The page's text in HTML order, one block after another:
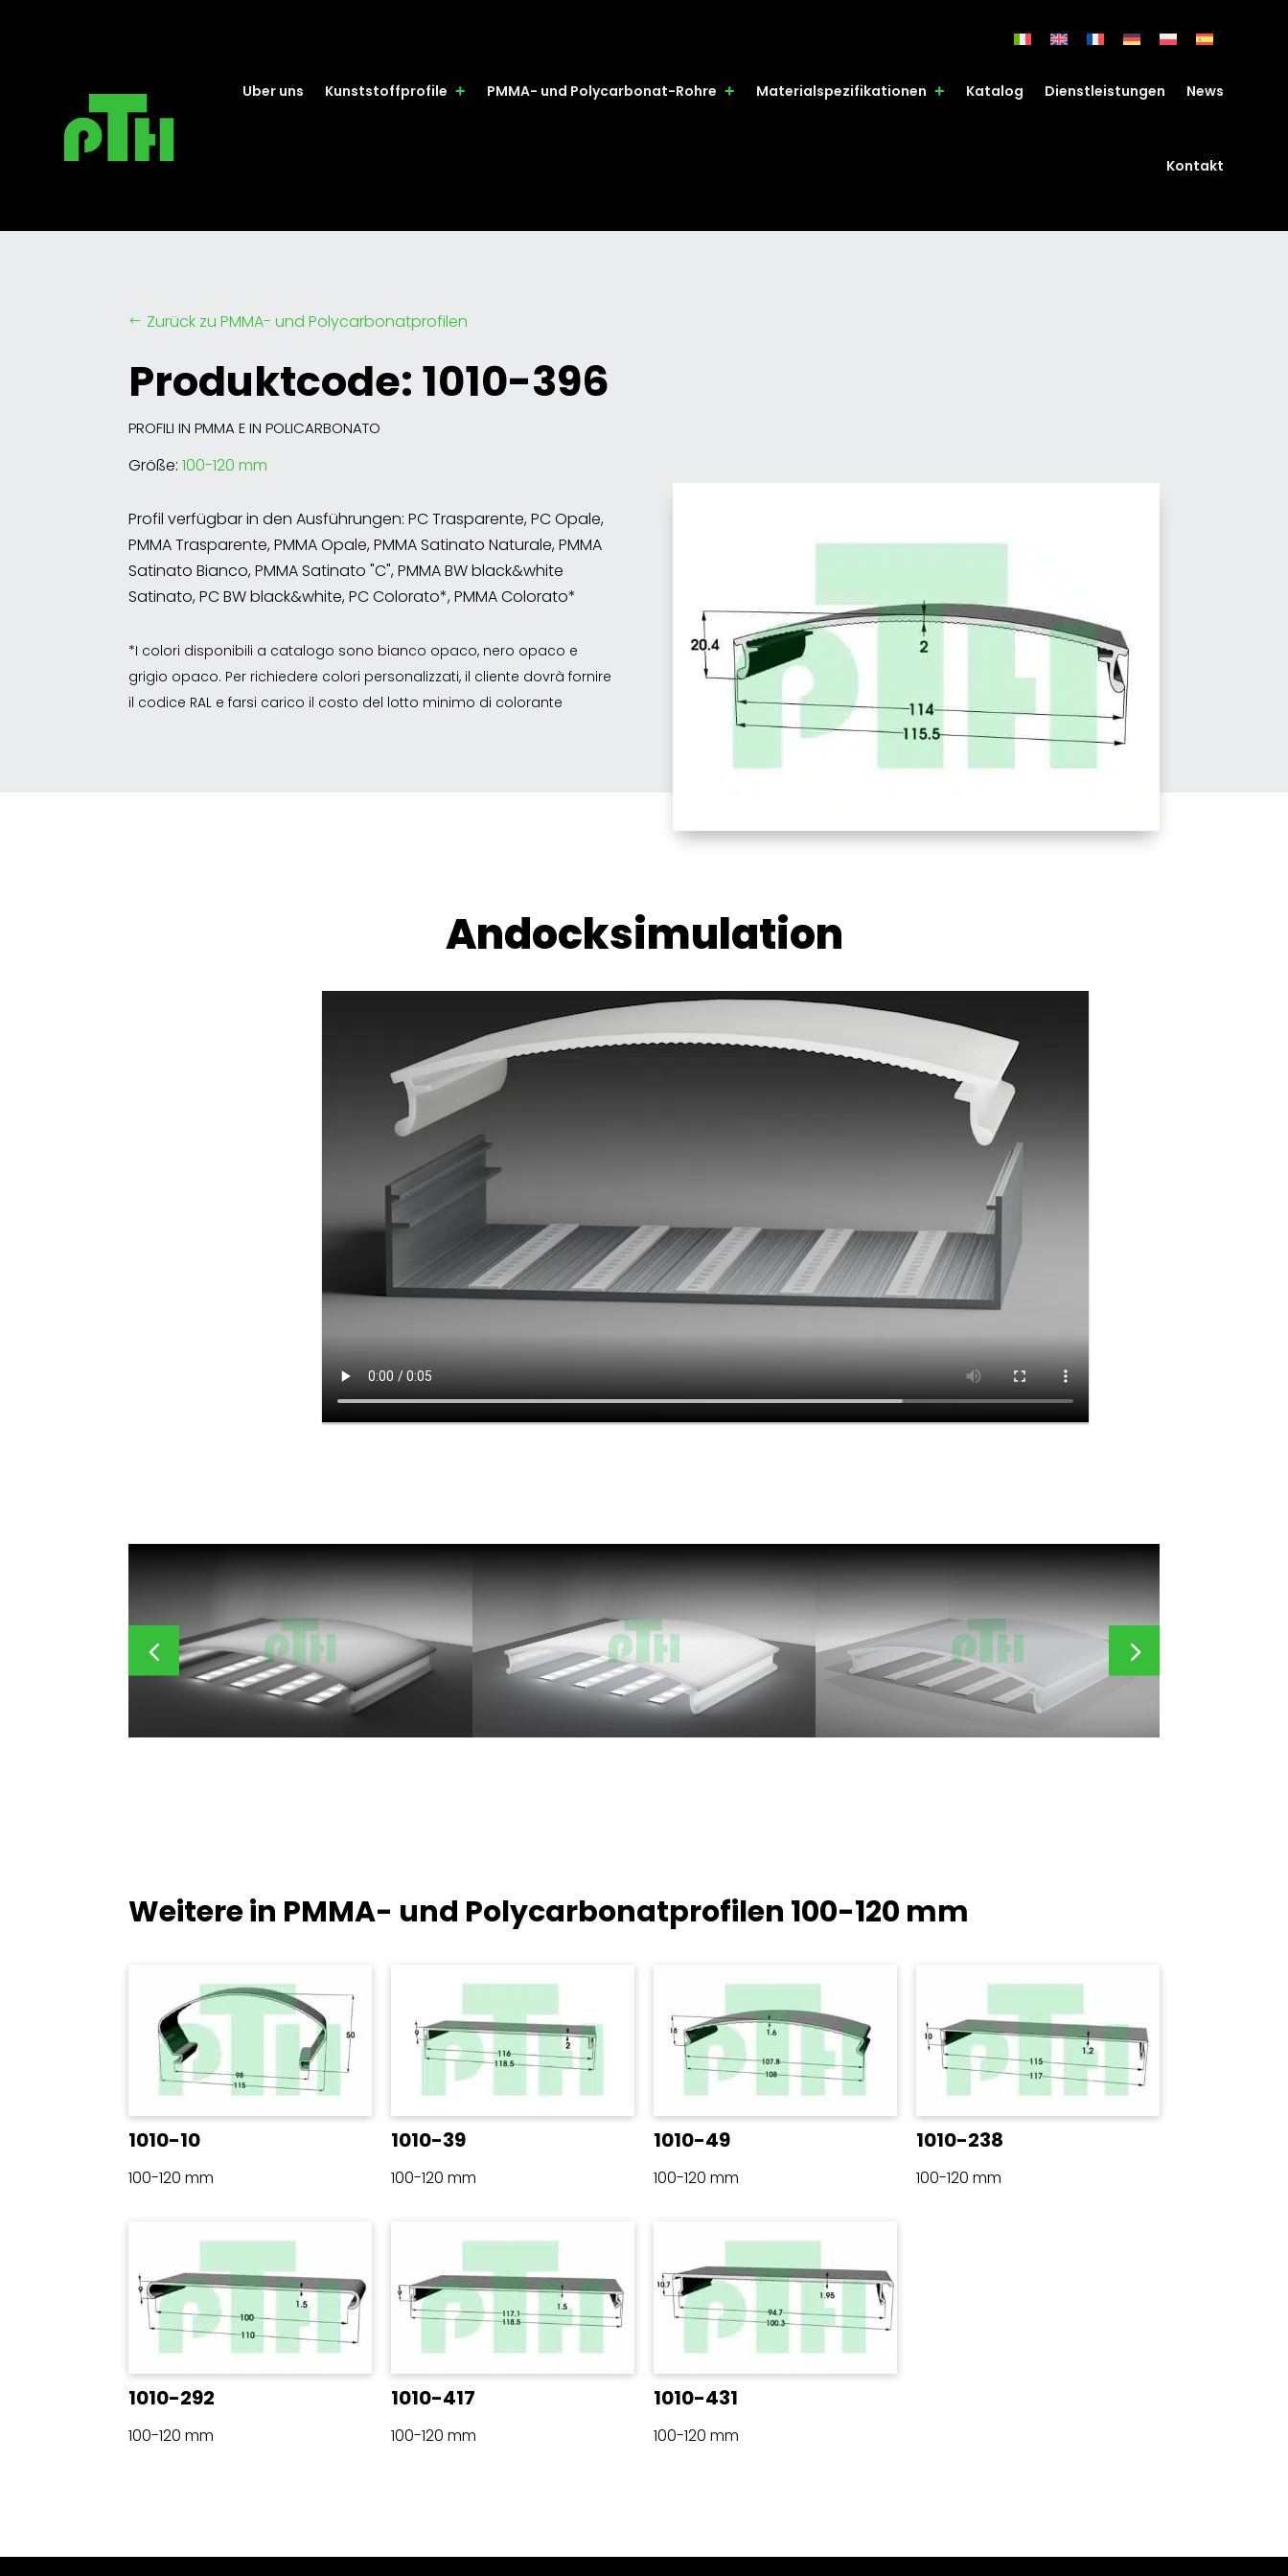
Uber uns Kunststoffprofile PMMA- und Polycarbonat-Rohre Materialspezifikationen Katalog Dienstleistungen News
Kontakt
# Zurück zu PMMA- und Polycarbonatprofilen
Produktcode: 1010-396
PROFILI IN PMMA E IN POLICARBONATO
Größe:100-120 mm
Profil verfügbar in den Ausführungen: PC Trasparente, PC Opale,
PMMA Trasparente, PMMA Opale, PMMA Satinato Naturale, PMMA
Satinato Bianco, PMMA Satinato "C", PMMA BW black&white
Satinato, PC BW black&white, PC Colorato*, PMMA Colorato*
*I colori disponibili a catalogo sono bianco opaco, nero opaco e
grigio opaco. Per richiedere colori personalizzati, il cliente dovrà fornire
il codice RAL e farsi carico il costo del lotto minimo di colorante
Andocksimulation
Weitere in PMMA- und Polycarbonatprofilen 100-120 mm
1010-10
100-120 mm
1010-39
100-120 mm
1010-49
100-120 mm
1010-238
100-120 mm
1010-292
100-120 mm
1010-417
100-120 mm
1010-431
100-120 mm